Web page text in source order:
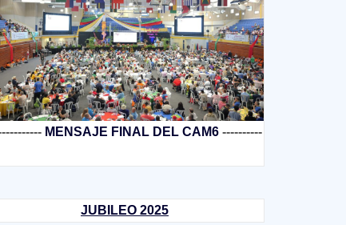
MENSAJE FINAL DEL CAM6 ----------
JUBILEO 2025